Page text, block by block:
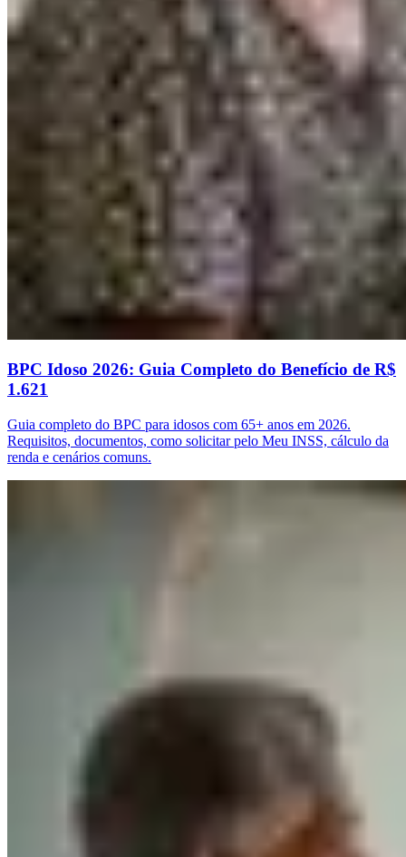
BPC Idoso 2026: Guia Completo do Benefício de R$
1.621
Guia completo do BPC para idosos com 65+ anos em 2026.
Requisitos, documentos, como solicitar pelo Meu INSS, cálculo da
renda e cenários comuns.